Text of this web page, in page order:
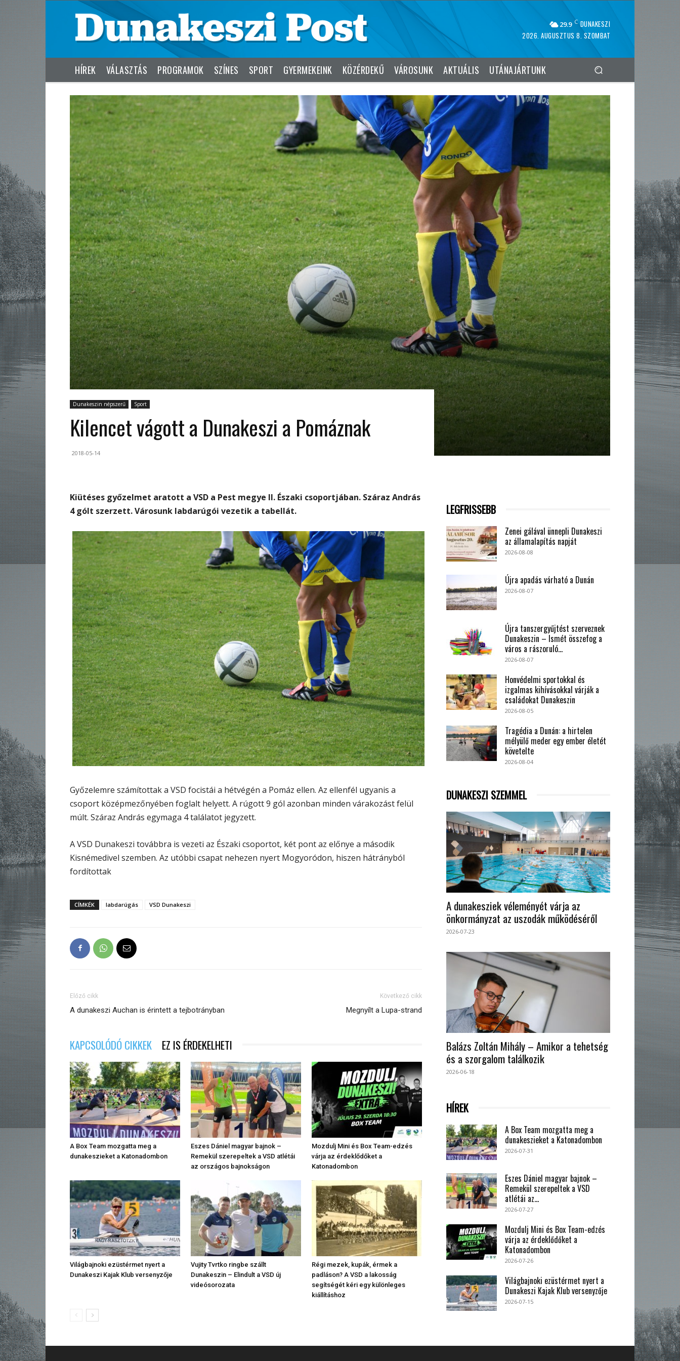
29.9 C DUNAKESZI
2026. AUGUSZTUS 8. SZOMBAT
HÍREK VÁLASZTÁS PROGRAMOK SZÍNES SPORT GYERMEKEINK KÖZÉRDEKŰ VÁROSUNK AKTUÁLIS UTÁNAJÁRTUNK
Dunakeszin népszerű Sport
Kilencet vágott a Dunakeszi a Pomáznak
2018-05-14
Kiütéses győzelmet aratott a VSD a Pest megye II. Északi csoportjában. Száraz András
4 gólt szerzett. Városunk labdarúgói vezetik a tabellát.
Győzelemre számítottak a VSD focistái a hétvégén a Pomáz ellen. Az ellenfél ugyanis a
csoport középmezőnyében foglalt helyett. A rúgott 9 gól azonban minden várakozást felül
múlt. Száraz András egymaga 4 találatot jegyzett.
A VSD Dunakeszi továbbra is vezeti az Északi csoportot, két pont az előnye a második
Kisnémedivel szemben. Az utóbbi csapat nehezen nyert Mogyoródon, hiszen hátrányból
fordítottak
CÍMKÉK labdarúgás VSD Dunakeszi
Előző cikk
A dunakeszi Auchan is érintett a tejbotrányban
Következő cikk
Megnyílt a Lupa-strand
KAPCSOLÓDÓ CIKKEK EZ IS ÉRDEKELHETI
A Box Team mozgatta meg a
dunakeszieket a Katonadombon
Eszes Dániel magyar bajnok –
Remekül szerepeltek a VSD atlétái
az országos bajnokságon
Mozdulj Mini és Box Team-edzés
várja az érdeklődőket a
Katonadombon
Világbajnoki ezüstérmet nyert a
Dunakeszi Kajak Klub versenyzője
Vujity Tvrtko ringbe szállt
Dunakeszin – Elindult a VSD új
videósorozata
Régi mezek, kupák, érmek a
padláson? A VSD a lakosság
segítségét kéri egy különleges
kiállításhoz
LEGFRISSEBB
Zenei gálával ünnepli Dunakeszi
az államalapítás napját
2026-08-08
Újra apadás várható a Dunán
2026-08-07
Újra tanszergyűjtést szerveznek
Dunakeszin – Ismét összefog a
város a rászoruló...
2026-08-07
Honvédelmi sportokkal és
izgalmas kihívásokkal várják a
családokat Dunakeszin
2026-08-05
Tragédia a Dunán: a hirtelen
mélyülő meder egy ember életét
követelte
2026-08-04
DUNAKESZI SZEMMEL
A dunakesziek véleményét várja az
önkormányzat az uszodák működéséről
2026-07-23
Balázs Zoltán Mihály – Amikor a tehetség
és a szorgalom találkozik
2026-06-18
HÍREK
A Box Team mozgatta meg a
dunakeszieket a Katonadombon
2026-07-31
Eszes Dániel magyar bajnok –
Remekül szerepeltek a VSD
atlétái az...
2026-07-27
Mozdulj Mini és Box Team-edzés
várja az érdeklődőket a
Katonadombon
2026-07-26
Világbajnoki ezüstérmet nyert a
Dunakeszi Kajak Klub versenyzője
2026-07-15